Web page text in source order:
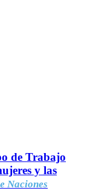
de Trabajo
y las
Naciones